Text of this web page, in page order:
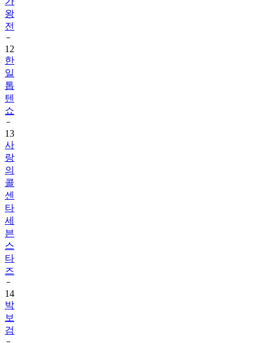
왕
전
12
한
일
톱
텐
쇼
13
사
랑
의
콜
센
타
세
븐
스
타
즈
14
박
보
검